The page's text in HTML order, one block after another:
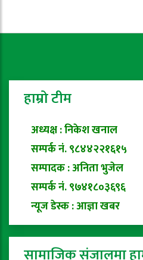
हाम्रो टीम
अध्यक्ष : निकेश खनाल
सम्पर्क नं. ९८४४२२१६१५
सम्पादक : अनिता भुजेल
सम्पर्क नं. ९७४१८०३६९६
न्यूज डेस्क : आज्ञा खबर